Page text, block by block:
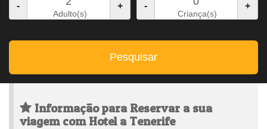
-
Adulto(s)
+ -
Criança(s)
+
Pesquisar
Informação para Reservar a sua
viagem com Hotel a Tenerife